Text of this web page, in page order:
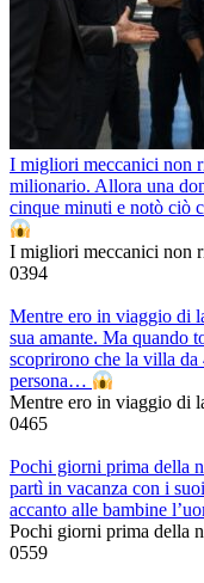
I migliori meccanici non
milionario. Allora una
cinque minuti e notò ciò
I migliori meccanici non
0394
Mentre ero in viaggio di
sua amante. Ma quando
scoprirono che la villa da
persona…
Mentre ero in viaggio di
0465
Pochi giorni prima della
partì in vacanza con i
accanto alle bambine
Pochi giorni prima della
0559